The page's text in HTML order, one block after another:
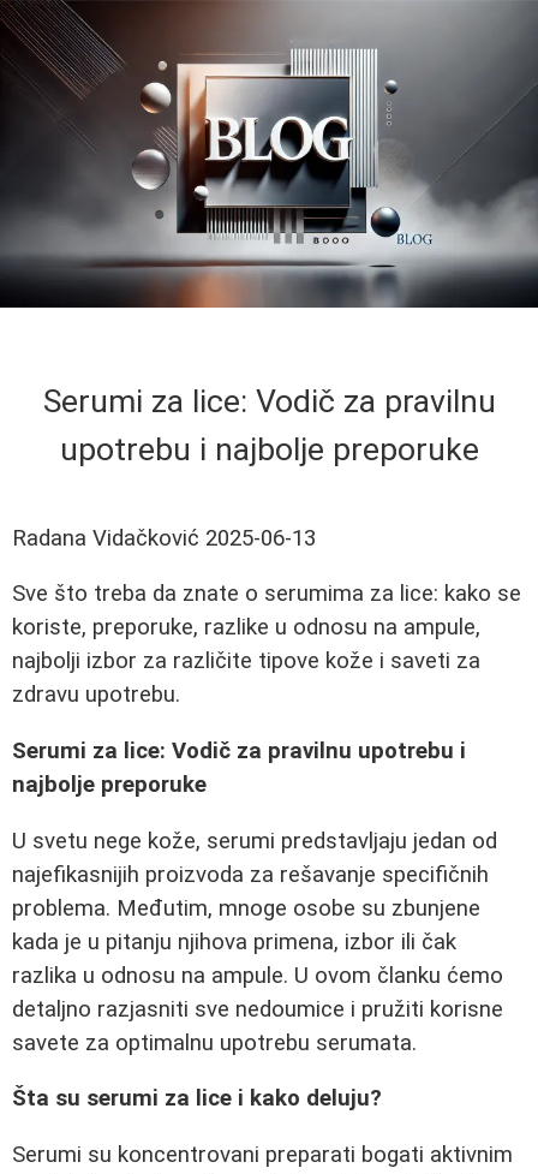
Serumi za lice: Vodič za pravilnu
upotrebu i najbolje preporuke
Radana Vidačković 2025-06-13
Sve što treba da znate o serumima za lice: kako se
koriste, preporuke, razlike u odnosu na ampule,
najbolji izbor za različite tipove kože i saveti za
zdravu upotrebu.
Serumi za lice: Vodič za pravilnu upotrebu i
najbolje preporuke
U svetu nege kože, serumi predstavljaju jedan od
najefikasnijih proizvoda za rešavanje specifičnih
problema. Međutim, mnoge osobe su zbunjene
kada je u pitanju njihova primena, izbor ili čak
razlika u odnosu na ampule. U ovom članku ćemo
detaljno razjasniti sve nedoumice i pružiti korisne
savete za optimalnu upotrebu serumata.
Šta su serumi za lice i kako deluju?
Serumi su koncentrovani preparati bogati aktivnim